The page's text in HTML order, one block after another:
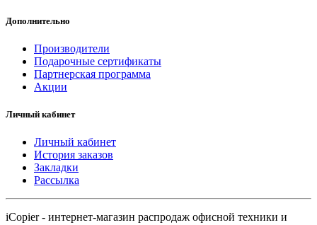
Дополнительно
Производители
Подарочные сертификаты
Партнерская программа
Акции
Личный кабинет
Личный кабинет
История заказов
Закладки
Рассылка
iCopier - интернет-магазин распродаж офисной техники и